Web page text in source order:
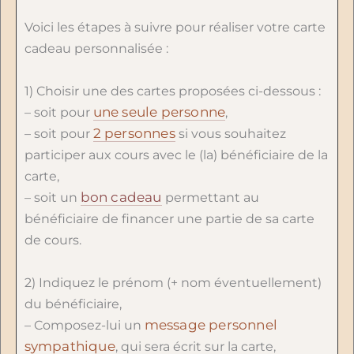
Voici les étapes à suivre pour réaliser votre carte
cadeau personnalisée :
1) Choisir une des cartes proposées ci-dessous :
– soit pour une seule personne,
– soit pour 2 personnessi vous souhaitez
participer aux cours avec le (la) bénéficiaire de la
carte,
– soit un bon cadeau permettant au
bénéficiaire de financer une partie de sa carte
de cours.
2) Indiquez le prénom (+ nom éventuellement)
du bénéficiaire,
– Composez-lui un message personnel
sympathique, qui sera écrit sur la carte,